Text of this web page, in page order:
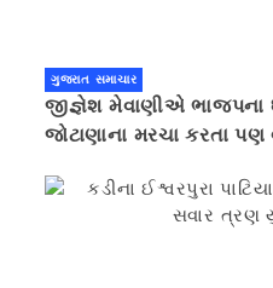
ગુજરાત સમાચાર
જીજ્ઞેશ મેવાણીએ ભાજપના
જોટાણાના મરચા કરતા પણ